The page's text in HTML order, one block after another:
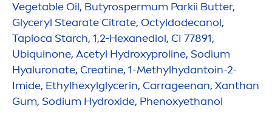
Vegetable Oil, Butyrospermum Parkii Butter,
Glyceryl Stearate Citrate, Octyldodecanol,
Tapioca Starch, 1,2-Hexanediol, CI 77891,
Ubiquinone, Acetyl Hydroxyproline, Sodium
Hyaluronate, Creatine, 1-Methylhydantoin-2-
Imide, Ethylhexylglycerin, Carrageenan, Xanthan
Gum, Sodium Hydroxide, Phenoxyethanol